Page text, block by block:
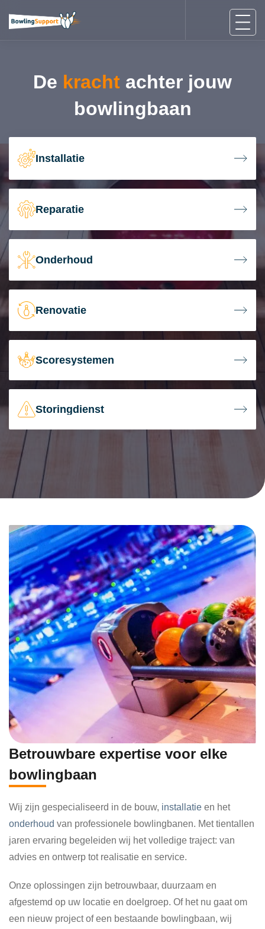
De kracht achter jouw
bowlingbaan
Installatie
Reparatie
Onderhoud
Renovatie
Scoresystemen
Storingdienst
Betrouwbare expertise voor elke
bowlingbaan
Wij zijn gespecialiseerd in de bouw, installatie en het
onderhoud van professionele bowlingbanen. Met tientallen
jaren ervaring begeleiden wij het volledige traject: van
advies en ontwerp tot realisatie en service.
Onze oplossingen zijn betrouwbaar, duurzaam en
afgestemd op uw locatie en doelgroep. Of het nu gaat om
een nieuw project of een bestaande bowlingbaan, wij